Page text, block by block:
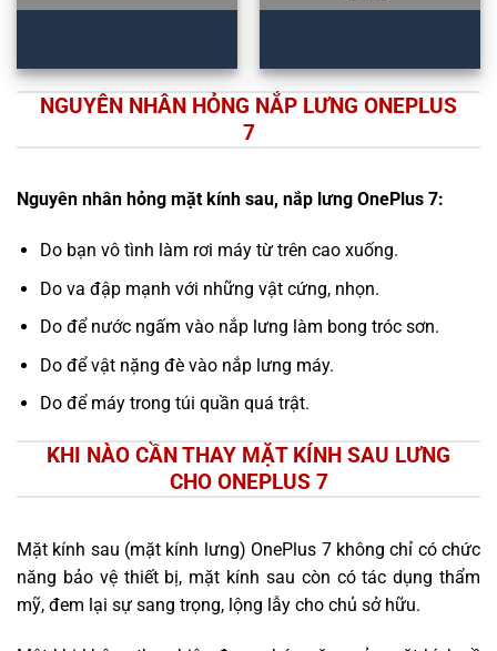
NGUYÊN NHÂN HỎNG NẮP LƯNG ONEPLUS
7
Nguyên nhân hỏng mặt kính sau, nắp lưng OnePlus 7:
Do bạn vô tình làm rơi máy từ trên cao xuống.
Do va đập mạnh với những vật cứng, nhọn.
Do để nước ngấm vào nắp lưng làm bong tróc sơn.
Do để vật nặng đè vào nắp lưng máy.
Do để máy trong túi quần quá trật.
KHI NÀO CẦN THAY MẶT KÍNH SAU LƯNG
CHO ONEPLUS 7
Mặt kính sau (mặt kính lưng) OnePlus 7 không chỉ có chức
năng bảo vệ thiết bị, mặt kính sau còn có tác dụng thẩm
mỹ, đem lại sự sang trọng, lộng lẫy cho chủ sở hữu.